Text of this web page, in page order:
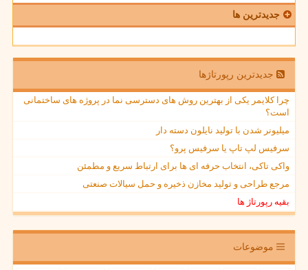
جدیدترین ها
جدیدترین رپورتاژها
چرا کلایمر یکی از بهترین روش های دسترسی نما در پروژه های ساختمانی
است؟
میلیونر شدن با تولید نایلون دسته دار
سرفیس لپ تاپ یا سرفیس پرو؟
واکی تاکی، انتخاب حرفه ای ها برای ارتباط سریع و مطمئن
مرجع طراحی و تولید مخازن ذخیره و حمل سیالات صنعتی
بقیه رپورتاژ ها
موضوعات